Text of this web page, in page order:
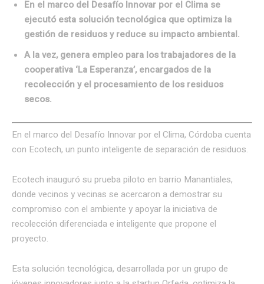
En el marco del Desafío Innovar por el Clima se
ejecutó esta solución tecnológica que optimiza la
gestión de residuos y reduce su impacto ambiental.
A la vez, genera empleo para los trabajadores de la
cooperativa ‘La Esperanza’, encargados de la
recolección y el procesamiento de los residuos
secos.
En el marco del Desafío Innovar por el Clima, Córdoba cuenta
con Ecotech, un punto inteligente de separación de residuos.
Ecotech inauguró su prueba piloto en barrio Manantiales,
donde vecinos y vecinas se acercaron a demostrar su
compromiso con el ambiente y apoyar la iniciativa de
recolección diferenciada e inteligente que propone el
proyecto.
Esta solución tecnológica, desarrollada por un grupo de